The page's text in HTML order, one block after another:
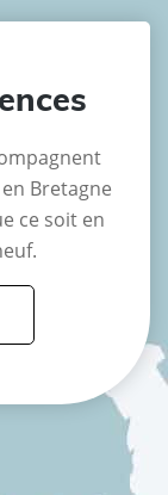
Bretagne
ce soit en